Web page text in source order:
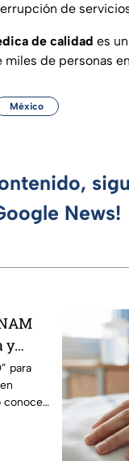
de
de calidad es
de personas
México
News!
y
para
conocer